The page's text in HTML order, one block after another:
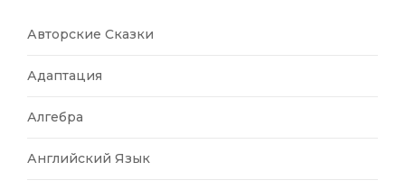
Авторские Сказки
Адаптация
Алгебра
Английский Язык